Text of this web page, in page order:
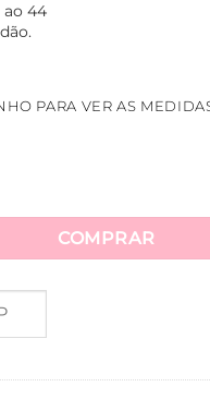
ao 44
PARA VER AS
Bordado Com
COMPRAR